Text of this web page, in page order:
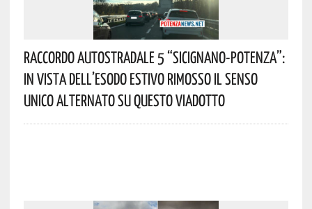
Raccordo Autostradale 5 “Sicignano-Potenza”:
In Vista Dell’esodo Estivo Rimosso Il Senso
Unico Alternato Su Questo Viadotto